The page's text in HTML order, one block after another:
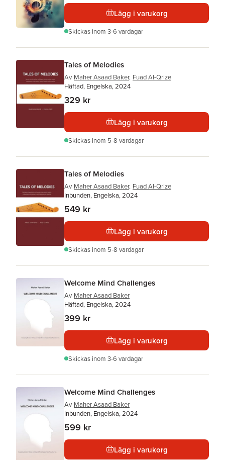
Lägg i varukorg
Skickas inom 3-6 vardagar
Tales of Melodies
Av Maher Asaad Baker, Fuad Al-Qrize
Häftad, Engelska, 2024
329 kr
Lägg i varukorg
Skickas inom 5-8 vardagar
Tales of Melodies
Av Maher Asaad Baker, Fuad Al-Qrize
Inbunden, Engelska, 2024
549 kr
Lägg i varukorg
Skickas inom 5-8 vardagar
Welcome Mind Challenges
Av Maher Asaad Baker
Häftad, Engelska, 2024
399 kr
Lägg i varukorg
Skickas inom 3-6 vardagar
Welcome Mind Challenges
Av Maher Asaad Baker
Inbunden, Engelska, 2024
599 kr
Lägg i varukorg